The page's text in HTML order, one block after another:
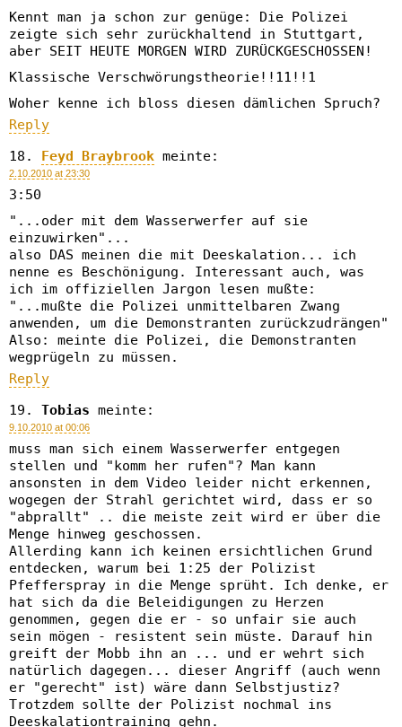
Kennt man ja schon zur genüge: Die Polizei
zeigte sich sehr zurückhaltend in Stuttgart,
aber SEIT HEUTE MORGEN WIRD ZURÜCKGESCHOSSEN!
Klassische Verschwörungstheorie!!11!!1
Woher kenne ich bloss diesen dämlichen Spruch?
Reply
Feyd Braybrook meinte:
2.10.2010 at 23:30
3:50
"...oder mit dem Wasserwerfer auf sie
einzuwirken"...
also DAS meinen die mit Deeskalation... ich
nenne es Beschönigung. Interessant auch, was
ich im offiziellen Jargon lesen mußte:
"...mußte die Polizei unmittelbaren Zwang
anwenden, um die Demonstranten zurückzudrängen"
Also: meinte die Polizei, die Demonstranten
wegprügeln zu müssen.
Reply
Tobias meinte:
9.10.2010 at 00:06
muss man sich einem Wasserwerfer entgegen
stellen und "komm her rufen"? Man kann
ansonsten in dem Video leider nicht erkennen,
wogegen der Strahl gerichtet wird, dass er so
"abprallt" .. die meiste zeit wird er über die
Menge hinweg geschossen.
Allerding kann ich keinen ersichtlichen Grund
entdecken, warum bei 1:25 der Polizist
Pfefferspray in die Menge sprüht. Ich denke, er
hat sich da die Beleidigungen zu Herzen
genommen, gegen die er - so unfair sie auch
sein mögen - resistent sein müste. Darauf hin
greift der Mobb ihn an ... und er wehrt sich
natürlich dagegen... dieser Angriff (auch wenn
er "gerecht" ist) wäre dann Selbstjustiz?
Trotzdem sollte der Polizist nochmal ins
Deeskalationtraining gehn.